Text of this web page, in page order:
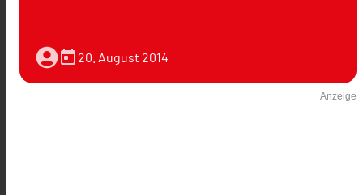
account_circletoday 20. August 2014
Anzeige